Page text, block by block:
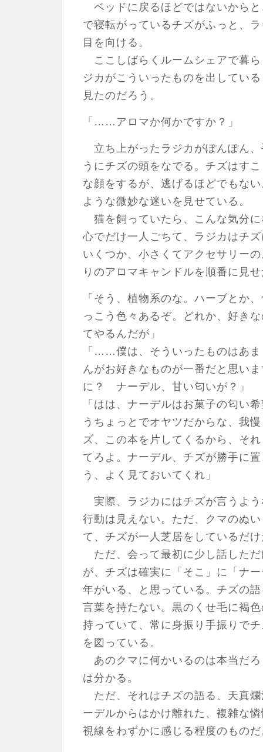
ベッドに戻るほどではないから
で寝転がっているチズがふっと、
目を向ける。
ここしばらくルームシェアで暮
ジカがこういったものを出してい
見たのだろう。
「……アロマか何かですか？」
立ち上がったラジカがぽんぽん
うにチズの頭をなでる。チズはす
な顔をするが、逃げるほどでもな
ような微妙な迷いを見せている。
猫を飼っていたら、こんな気分
心でだけ一人ごちて、ラジカはチ
いくつか、小さくてアクセサリー
りのアロマキャンドルを順番に見
「そう、植物系のな。ハーブとか
っこう色々あるぞ。どれか、好き
てやるんだが」
「……僕は、そういったものはあ
んがお好きなものが一番だと思い
に？ ナーデル、甘い匂いが？」
「はは、ナーデルはお菓子の匂い
うちょっとでオヤツだからな、我
ズ、この本を片してくるから、そ
てろよ。ナーデル、チズが勝手に
う、よく見ておいてくれ」
実際、ラジカにはチズが言うよ
行動は見えない。ただ、クマのぬ
て、チズが一人芝居をしているだ
ただ、会って最初に少し話した
が、チズは確実に「そこ」に「ナ
年がいる、と思っている。チズの
言葉を持たない。黒のくせ毛に褐
持っていて、常に身振り手振りで
を図っている。
あのクマに何かいるのは本当だ
は分かる。
ただ、それはチズの語る、天真
ーデルからはかけ離れた、複雑な
視線をわずかに感じる程度のもの